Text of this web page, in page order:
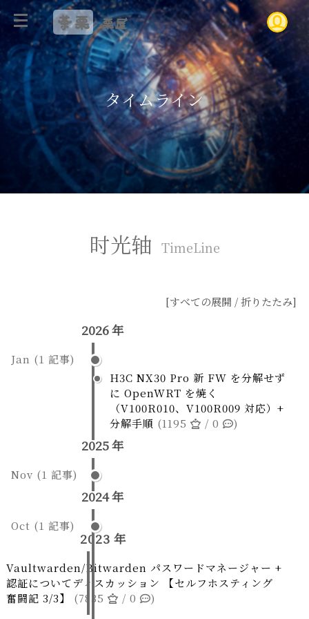
茶栗 栗屋
タイムライン
时光轴 TimeLine
[すべての展開 / 折りたたみ]
2026 年
Jan (1 記事)
H3C NX30 Pro 新 FW を分解せず
に OpenWRT を焼く
（V100R010、V100R009 対応）+
分解手順 (1195 / 0 )
2025 年
Nov (1 記事)
2024 年
Oct (1 記事)
2023 年
Vaultwarden/Bitwarden パスワードマネージャー +
認証についてディスカッション 【セルフホスティング
奮闘記 3/3】 (7835 / 0 )